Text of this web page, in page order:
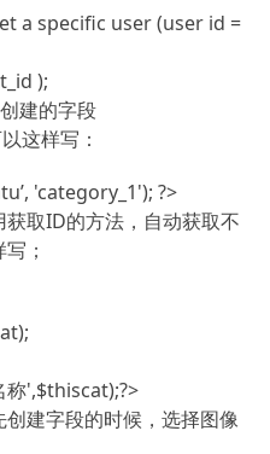
a specific user (user id =
);
建的字段
这样写：
, 'category_1'); ?>
取ID的方法，自动获取不
；
',$thiscat);?>
建字段的时候，选择图像